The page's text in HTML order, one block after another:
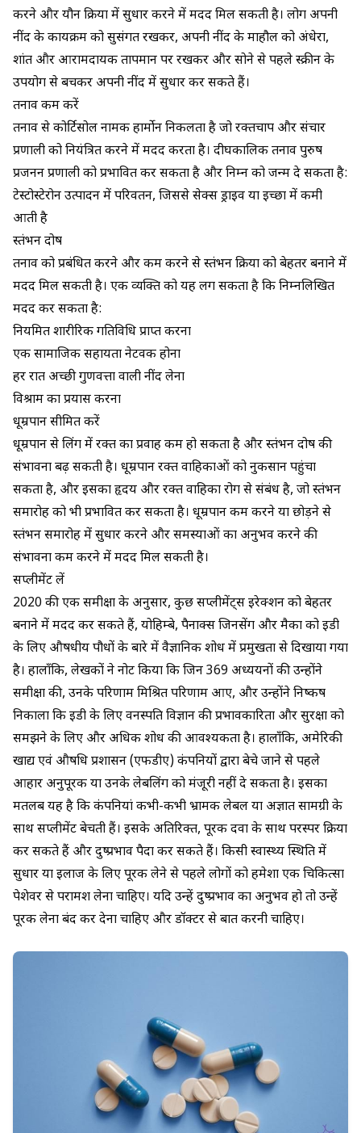
करने और यौन क्रिया में सुधार करने में मदद मिल सकती है। लोग अपनी
नींद के कार्यक्रम को सुसंगत रखकर, अपनी नींद के माहौल को अंधेरा,
शांत और आरामदायक तापमान पर रखकर और सोने से पहले स्क्रीन के
उपयोग से बचकर अपनी नींद में सुधार कर सकते हैं।
तनाव कम करें
तनाव से कोर्टिसोल नामक हार्मोन निकलता है जो रक्तचाप और संचार
प्रणाली को नियंत्रित करने में मदद करता है। दीर्घकालिक तनाव पुरुष
प्रजनन प्रणाली को प्रभावित कर सकता है और निम्न को जन्म दे सकता है:
टेस्टोस्टेरोन उत्पादन में परिवर्तन, जिससे सेक्स ड्राइव या इच्छा में कमी
आती है
स्तंभन दोष
तनाव को प्रबंधित करने और कम करने से स्तंभन क्रिया को बेहतर बनाने में
मदद मिल सकती है। एक व्यक्ति को यह लग सकता है कि निम्नलिखित
मदद कर सकता है:
नियमित शारीरिक गतिविधि प्राप्त करना
एक सामाजिक सहायता नेटवर्क होना
हर रात अच्छी गुणवत्ता वाली नींद लेना
विश्राम का प्रयास करना
धूम्रपान सीमित करें
धूम्रपान से लिंग में रक्त का प्रवाह कम हो सकता है और स्तंभन दोष की
संभावना बढ़ सकती है। धूम्रपान रक्त वाहिकाओं को नुकसान पहुंचा
सकता है, और इसका हृदय और रक्त वाहिका रोग से संबंध है, जो स्तंभन
समारोह को भी प्रभावित कर सकता है। धूम्रपान कम करने या छोड़ने से
स्तंभन समारोह में सुधार करने और समस्याओं का अनुभव करने की
संभावना कम करने में मदद मिल सकती है।
सप्लीमेंट लें
2020 की एक समीक्षा के अनुसार, कुछ सप्लीमेंट्स इरेक्शन को बेहतर
बनाने में मदद कर सकते हैं, योहिम्बे, पैनाक्स जिनसेंग और मैका को ईडी
के लिए औषधीय पौधों के बारे में वैज्ञानिक शोध में प्रमुखता से दिखाया गया
है। हालाँकि, लेखकों ने नोट किया कि जिन 369 अध्ययनों की उन्होंने
समीक्षा की, उनके परिणाम मिश्रित परिणाम आए, और उन्होंने निष्कर्ष
निकाला कि ईडी के लिए वनस्पति विज्ञान की प्रभावकारिता और सुरक्षा को
समझने के लिए और अधिक शोध की आवश्यकता है। हालाँकि, अमेरिकी
खाद्य एवं औषधि प्रशासन(एफडीए)कंपनियों द्वारा बेचे जाने से पहले
आहार अनुपूरक या उनके लेबलिंग को मंजूरी नहीं दे सकता है। इसका
मतलब यह है कि कंपनियां कभी-कभी भ्रामक लेबल या अज्ञात सामग्री के
साथ सप्लीमेंट बेचती हैं। इसके अतिरिक्त, पूरक दवा के साथ परस्पर क्रिया
कर सकते हैं और दुष्प्रभाव पैदा कर सकते हैं। किसी स्वास्थ्य स्थिति में
सुधार या इलाज के लिए पूरक लेने से पहले लोगों को हमेशा एक चिकित्सा
पेशेवर से परामर्श लेना चाहिए। यदि उन्हें दुष्प्रभाव का अनुभव हो तो उन्हें
पूरक लेना बंद कर देना चाहिए और डॉक्टर से बात करनी चाहिए।